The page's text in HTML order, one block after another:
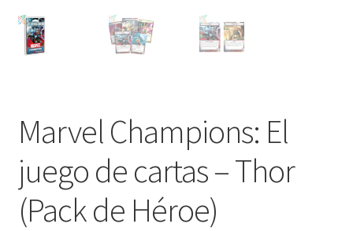
Marvel Champions: El
juego de cartas – Thor
(Pack de Héroe)